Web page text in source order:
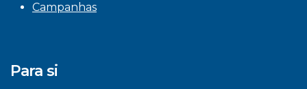
Campanhas
Para si